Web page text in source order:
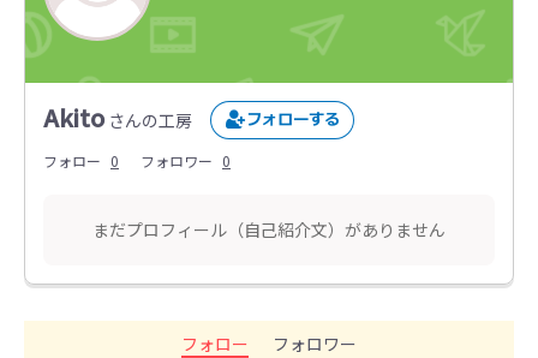
Akito さんの工房
フォロー 0 フォロワー 0
まだプロフィール（自己紹介文）がありません
フォロー フォロワー